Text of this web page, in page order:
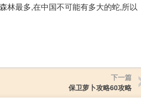
林最多,在中国不可能有多大的蛇,所以
下一篇
保卫萝卜攻略60攻略